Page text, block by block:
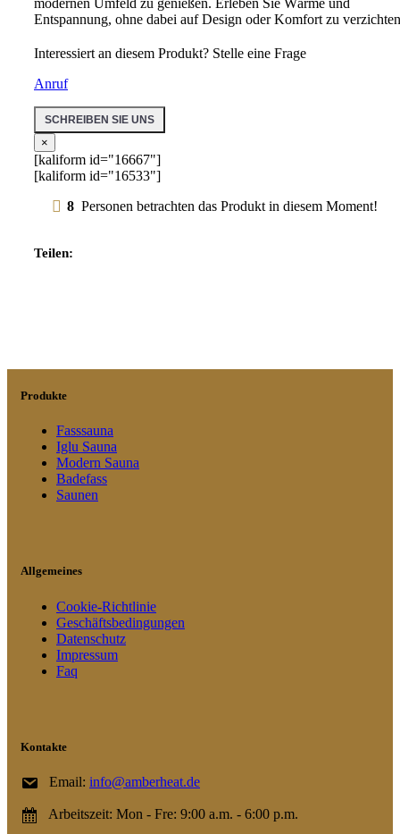
modernen Umfeld zu genießen. Erleben Sie Wärme und
Entspannung, ohne dabei auf Design oder Komfort zu
Interessiert an diesem Produkt? Stelle eine Frage
Anruf
SCHREIBEN SIE UNS
×
[kaliform id="16667"]
[kaliform id="16533"]
8 Personen betrachten das Produkt in diesem Moment!
Teilen:
Produkte
Fasssauna
Iglu Sauna
Modern Sauna
Badefass
Saunen
Allgemeines
Cookie-Richtlinie
Geschäftsbedingungen
Datenschutz
Impressum
Faq
Kontakte
Email: info@amberheat.de
Arbeitszeit: Mon - Fre: 9:00 a.m. - 6:00 p.m.